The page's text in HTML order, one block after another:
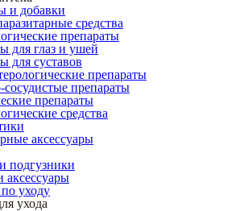
и добавки
средства
препараты
для глаз и ушей
для суставов
препараты
сосудистые препараты
препараты
средства
аксессуары
подгузники
аксессуары
уходу
ухода